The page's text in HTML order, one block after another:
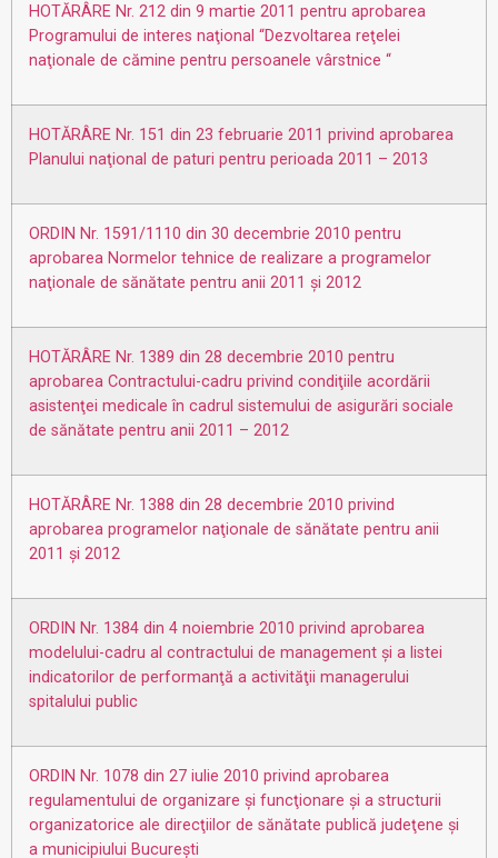
HOTĂRÂRE Nr. 212 din 9 martie 2011 pentru aprobarea
Programului de interes naţional “Dezvoltarea reţelei
naţionale de cămine pentru persoanele vârstnice “
HOTĂRÂRE Nr. 151 din 23 februarie 2011 privind aprobarea
Planului naţional de paturi pentru perioada 2011 – 2013
ORDIN Nr. 1591/1110 din 30 decembrie 2010 pentru
aprobarea Normelor tehnice de realizare a programelor
naţionale de sănătate pentru anii 2011 şi 2012
HOTĂRÂRE Nr. 1389 din 28 decembrie 2010 pentru
aprobarea Contractului-cadru privind condiţiile acordării
asistenţei medicale în cadrul sistemului de asigurări sociale
de sănătate pentru anii 2011 – 2012
HOTĂRÂRE Nr. 1388 din 28 decembrie 2010 privind
aprobarea programelor naţionale de sănătate pentru anii
2011 şi 2012
ORDIN Nr. 1384 din 4 noiembrie 2010 privind aprobarea
modelului-cadru al contractului de management şi a listei
indicatorilor de performanţă a activităţii managerului
spitalului public
ORDIN Nr. 1078 din 27 iulie 2010 privind aprobarea
regulamentului de organizare şi funcţionare şi a structurii
organizatorice ale direcţiilor de sănătate publică judeţene şi
a municipiului Bucureşti